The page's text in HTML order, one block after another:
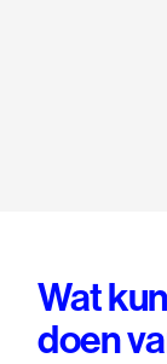
Wat
doen